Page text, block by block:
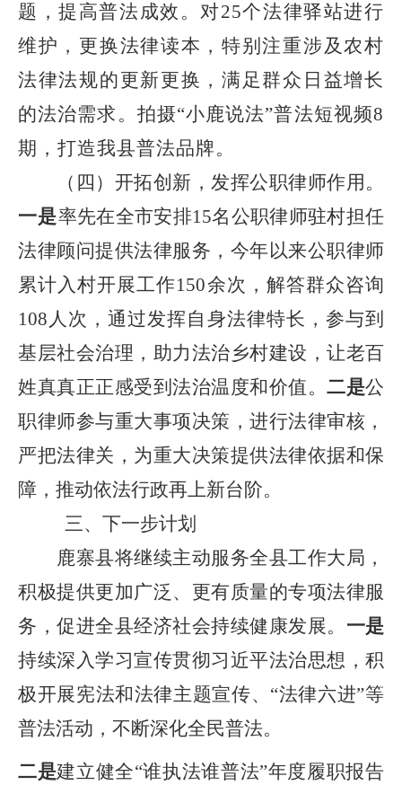
题，提高普法成效。对25个法律驿站进行
维护，更换法律读本，特别注重涉及农村
法律法规的更新更换，满足群众日益增长
的法治需求。拍摄“小鹿说法”普法短视频8
期，打造我县普法品牌。
（四）开拓创新，发挥公职律师作用。
一是率先在全市安排15名公职律师驻村担任
法律顾问提供法律服务，今年以来公职律师
累计入村开展工作150余次，解答群众咨询
108 人次，通过发挥自身法律特长，参与到
基层社会治理，助力法治乡村建设，让老百
姓真真正正感受到法治温度和价值。 二是公
职律师参与重大事项决策，进行法律审核，
严把法律关，为重大决策提供法律依据和保
障，推动依法行政再上新台阶。
三、下一步计划
鹿寨县将继续主动服务全县工作大局，
积极提供更加广泛、更有质量的专项法律服
务，促进全县经济社会持续健康发展。 一是
持续深入学习宣传贯彻习近平法治思想 ， 积
极开展宪法和法律主题宣传、 “法律六进”等
普法活动， 不断深化全民普法。
二是建立健全“谁执法谁普法”年度履职报告